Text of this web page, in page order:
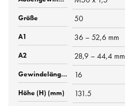
50
36 – 52,6 mm
28,9 – 44,4 mm
16
131.5